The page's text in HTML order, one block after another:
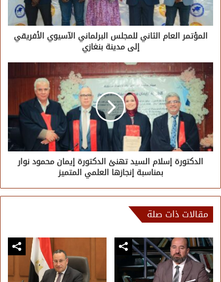
المؤتمر العام الثاني للمجلس البرلماني الآسيوي الأفريقي
إلى مدينة بنغازي
الدكتورة إسلام السيد تهنئ الدكتورة إيمان محمود نوار
بمناسبة إنجازها العلمي المتميز
مقالات ذات صلة